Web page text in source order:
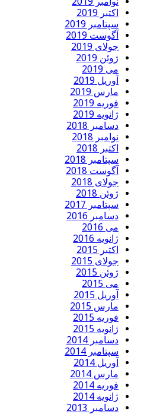
اکتبر 2019
سپتامبر 2019
آگوست 2019
جولای 2019
ژوئن 2019
می 2019
آوریل 2019
مارس 2019
فوریه 2019
ژانویه 2019
دسامبر 2018
نوامبر 2018
اکتبر 2018
سپتامبر 2018
آگوست 2018
جولای 2018
ژوئن 2018
سپتامبر 2017
دسامبر 2016
می 2016
ژانویه 2016
اکتبر 2015
جولای 2015
ژوئن 2015
می 2015
آوریل 2015
مارس 2015
فوریه 2015
ژانویه 2015
دسامبر 2014
سپتامبر 2014
آوریل 2014
مارس 2014
فوریه 2014
ژانویه 2014
دسامبر 2013